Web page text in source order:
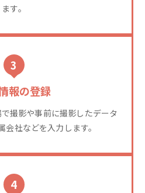
ます。
3
報の登録
撮影や事前に撮影したデータ
会社などを入力します。
4